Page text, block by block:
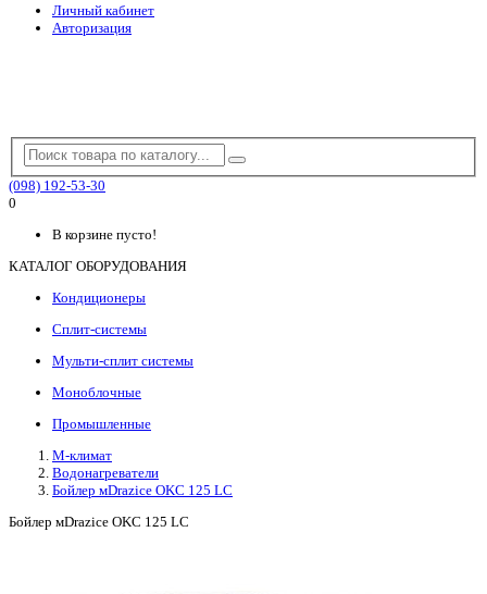
Личный кабинет
Авторизация
(098) 192-53-30
0
В корзине пусто!
КАТАЛОГ ОБОРУДОВАНИЯ
Кондиционеры
Сплит-системы
Мульти-сплит системы
Моноблочные
Промышленные
М-климат
Водонагреватели
Бойлер мDrazice OKC 125 LC
Бойлер мDrazice OKC 125 LC